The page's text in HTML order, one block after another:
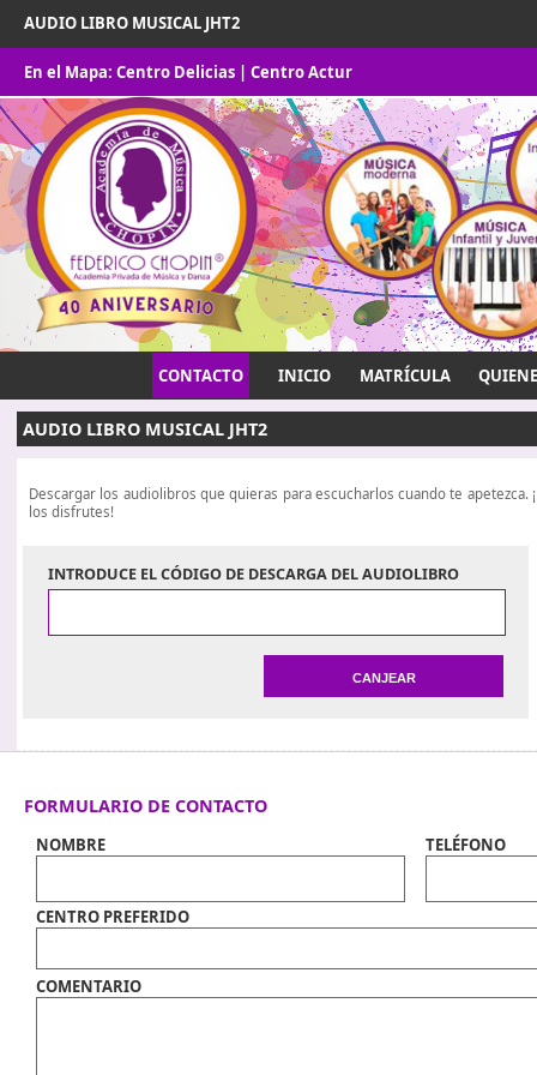
AUDIO LIBRO MUSICAL JHT2
En el Mapa:Centro Delicias |Centro Actur
CONTACTO INICIO MATRÍCULA
AUDIO LIBRO MUSICAL JHT2
Descargar los audiolibros que quieras para escucharlos cuando te apetezca.
los disfrutes!
INTRODUCE EL CÓDIGO DE DESCARGA DEL AUDIOLIBRO
FORMULARIO DE CONTACTO
NOMBRE TELÉFONO
CENTRO PREFERIDO
COMENTARIO